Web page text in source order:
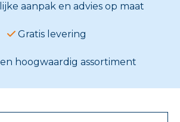
aanpak en advies op maat
Gratis levering
hoogwaardig assortiment